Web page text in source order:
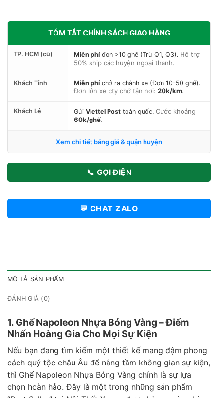
TÓM TẮT CHÍNH SÁCH GIAO HÀNG
TP. HCM (cũ) Miễn phíđơn >10 ghế (Trừ Q1, Q3). Hỗ trợ
50% ship các huyện ngoại thành.
Khách Tỉnh Miễn phíchở ra chành xe (Đơn 10-50 ghế).
Đơn lớn xe cty chở tận nơi: 20k/km.
Khách Lẻ Gửi Viettel Post toàn quốc. Cước khoảng
60k/ghế.
Xem chi tiết bảng giá & quận huyện
📞 GỌI ĐIỆN
💬 CHAT ZALO
MÔ TẢ SẢN PHẨM
ĐÁNH GIÁ (0)
1. Ghế Napoleon Nhựa Bóng Vàng – Điểm
Nhấn Hoàng Gia Cho Mọi Sự Kiện
Nếu bạn đang tìm kiếm một thiết kế mang đậm phong
cách quý tộc châu Âu để nâng tầm không gian sự kiện,
thì Ghế Napoleon Nhựa Bóng Vàng chính là sự lựa
chọn hoàn hảo. Đây là một trong những sản phẩm